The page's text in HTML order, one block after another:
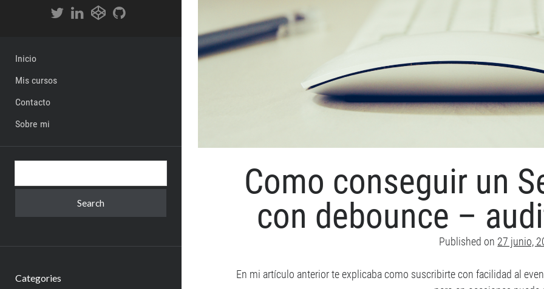
Inicio
Mis cursos
Contacto
Sobre mi
Categories
Como conseguir un
con debounce –
Published on 27 junio,
En mi artículo anterior te explicaba como suscribirte con facilidad al